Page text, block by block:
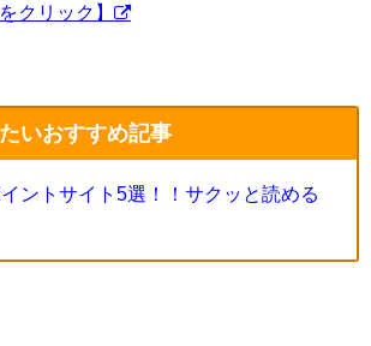
クリック】
いおすすめ記事
イントサイト5選！！サクッと読める